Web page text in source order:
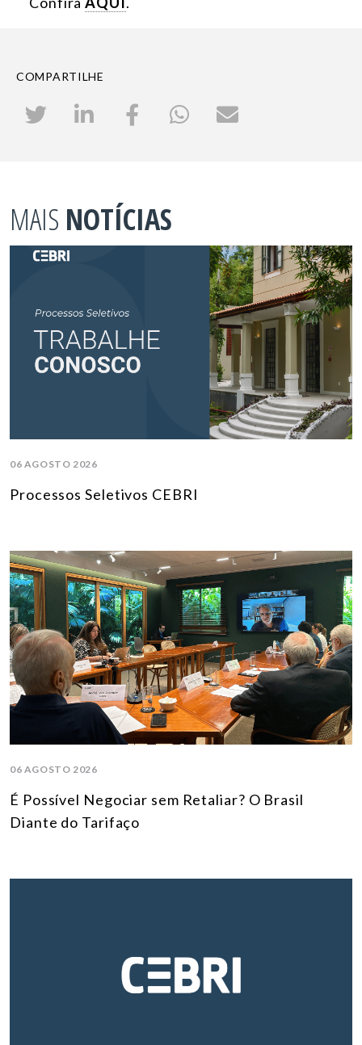
COMPARTILHE
MAIS NOTÍCIAS
06 AGOSTO 2026
Processos Seletivos CEBRI
06 AGOSTO 2026
É Possível Negociar sem Retaliar? O Brasil
Diante do Tarifaço